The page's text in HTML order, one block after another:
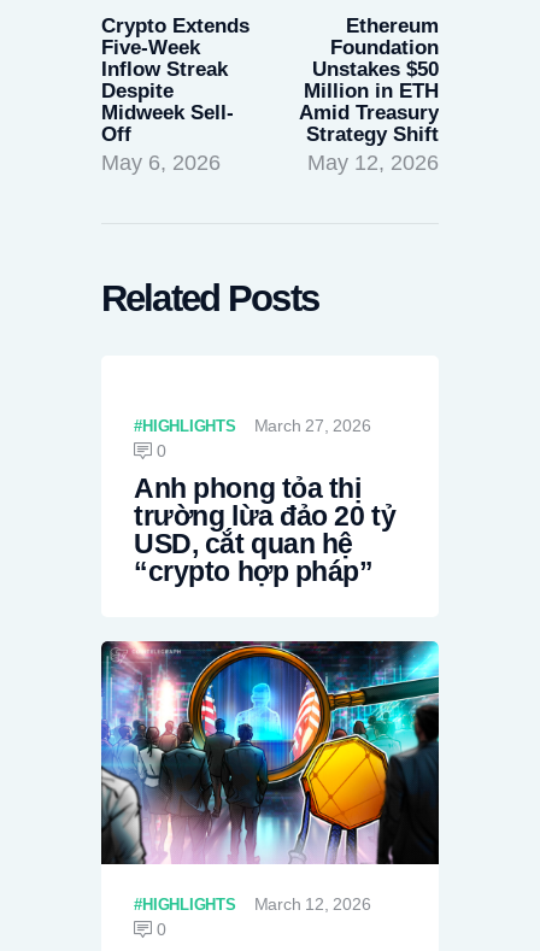
post:
Crypto Extends
Five-Week
Inflow Streak
Despite
Midweek Sell-
Off
May 6, 2026
Ethereum
Foundation
Unstakes $50
Million in ETH
Amid Treasury
Strategy Shift
May 12, 2026
Related Posts
HIGHLIGHTS
March 27, 2026
0
Anh phong tỏa thị
trường lừa đảo 20 tỷ
USD, cắt quan hệ
“crypto hợp pháp”
HIGHLIGHTS
March 12, 2026
0